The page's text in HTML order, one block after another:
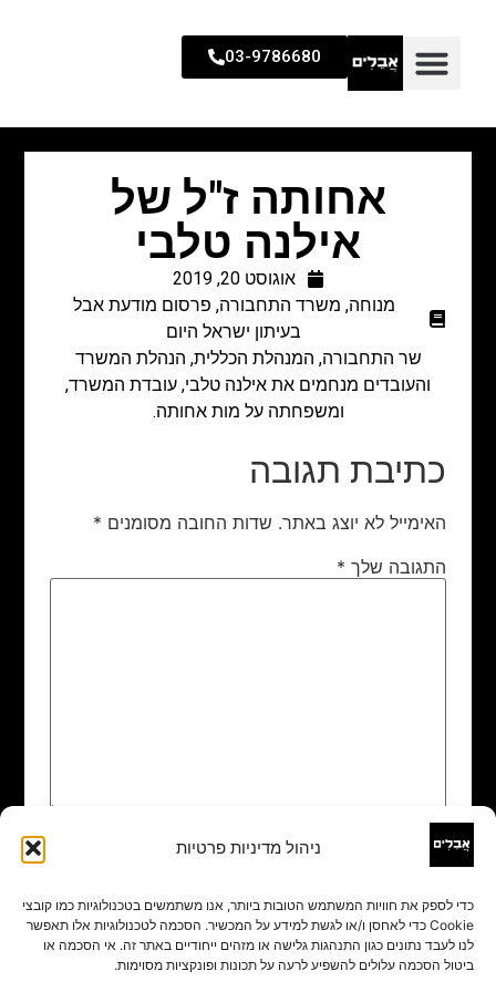
ניהול מדיניות פרטיות
כדי לספק את חוויות המשתמש הטובות ביותר, אנו משתמשים בטכנולוגיות כמו קובצי
Cookie כדי לאחסן ו/או לגשת למידע על המכשיר. הסכמה לטכנולוגיות אלו תאפשר
לנו לעבד נתונים כגון התנהגות גלישה או מזהים ייחודיים באתר זה. אי הסכמה או
ביטול הסכמה עלולים להשפיע לרעה על תכונות ופונקציות מסוימות.
03-9786680
אחותה ז"ל של
אילנה טלבי
אוגוסט 20, 2019
מנוחה, משרד התחבורה, פרסום מודעת אבל
בעיתון ישראל היום
שר התחבורה, המנהלת הכללית, הנהלת המשרד
והעובדים מנחמים את אילנה טלבי, עובדת המשרד,
ומשפחתה על מות אחותה.
כתיבת תגובה
האימייל לא יוצג באתר. שדות החובה מסומנים *
התגובה שלך *
שם
אימייל*